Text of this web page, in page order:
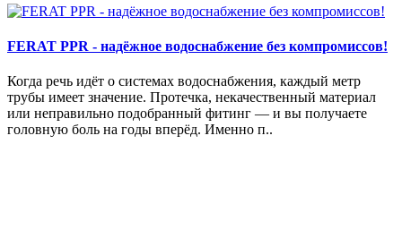
FERAT PPR - надёжное водоснабжение без компромиссов!
Когда речь идёт о системах водоснабжения, каждый метр
трубы имеет значение. Протечка, некачественный материал
или неправильно подобранный фитинг — и вы получаете
головную боль на годы вперёд. Именно п..